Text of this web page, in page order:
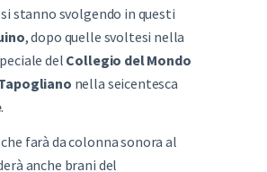
stanno svolgendo in questi
, dopo quelle svoltesi nella
delCollegio del Mondo
nella seicentesca
.
farà da colonna sonora al
anche brani del